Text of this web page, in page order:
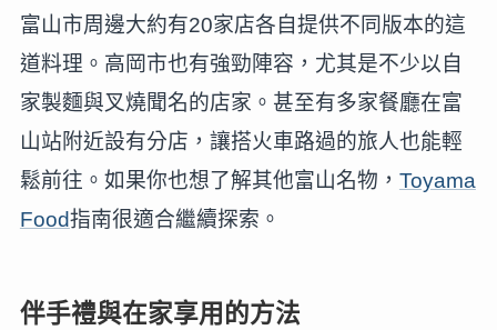
富山市周邊大約有20家店各自提供不同版本的這
道料理。高岡市也有強勁陣容，尤其是不少以自
家製麵與叉燒聞名的店家。甚至有多家餐廳在富
山站附近設有分店，讓搭火車路過的旅人也能輕
鬆前往。如果你也想了解其他富山名物， Toyama
Food指南很適合繼續探索。
伴手禮與在家享用的方法